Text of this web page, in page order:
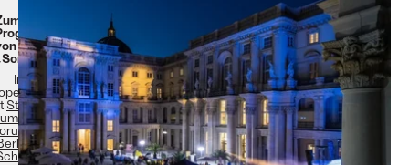
In
Stiftung
im